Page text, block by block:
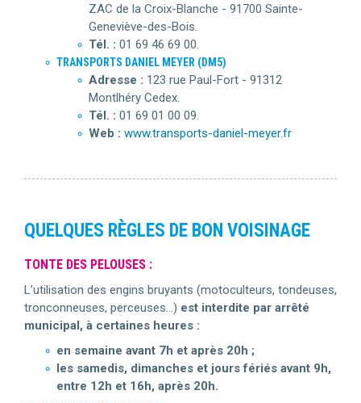
ZAC de la Croix-Blanche - 91700 Sainte-
Geneviève-des-Bois.
Tél. : 01 69 46 69 00.
TRANSPORTS DANIEL MEYER (DM5)
Adresse : 123 rue Paul-Fort - 91312
Montlhéry Cedex.
Tél. : 01 69 01 00 09.
Web : www.transports-daniel-meyer.fr
QUELQUES RÈGLES DE BON VOISINAGE
TONTE DES PELOUSES :
L’utilisation des engins bruyants (motoculteurs, tondeuses,
tronconneuses, perceuses…) est interdite par arrêté
municipal, à certaines heures :
en semaine avant 7h et après 20h ;
les samedis, dimanches et jours fériés avant 9h,
entre 12h et 16h, après 20h.